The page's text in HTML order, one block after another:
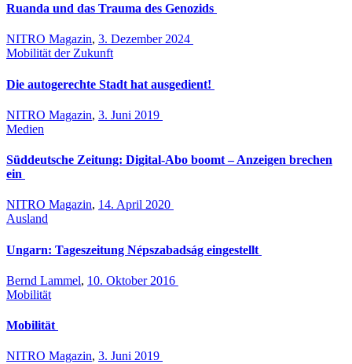
Ruanda und das Trauma des Genozids
NITRO Magazin, 3. Dezember 2024
Mobilität der Zukunft
Die autogerechte Stadt hat ausgedient!
NITRO Magazin, 3. Juni 2019
Medien
Süddeutsche Zeitung: Digital-Abo boomt – Anzeigen brechen
ein
NITRO Magazin, 14. April 2020
Ausland
Ungarn: Tageszeitung Népszabadság eingestellt
Bernd Lammel, 10. Oktober 2016
Mobilität
Mobilität
NITRO Magazin, 3. Juni 2019